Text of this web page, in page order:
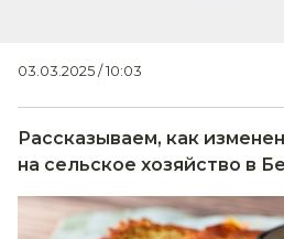
03.03.2025 / 10:03
Рассказываем, как
на сельское хозяйство в